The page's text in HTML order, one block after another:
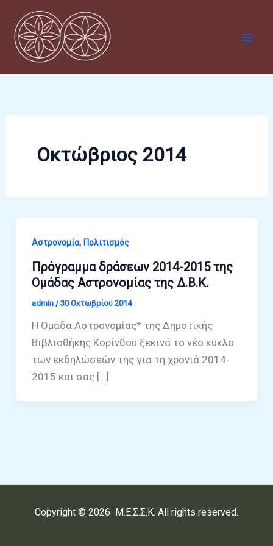
Μετάβαση
στο
περιεχόμενο
Οκτώβριος 2014
Αστρονομία,Πολιτισμός
Πρόγραμμα δράσεων 2014-2015 της
Ομάδας Αστρονομίας της Δ.Β.Κ.
admin /30 Οκτωβρίου 2014
Η Ομάδα Αστρονομίας* της Δημοτικής
Βιβλιοθήκης Κορίνθου ξεκινά το νέο κύκλο
των εκδηλώσεών της για τη χρονιά 2014-
2015 και σας […]
Copyright © 2026 Μ.Ε.Σ.Σ.Κ. All rights reserved.